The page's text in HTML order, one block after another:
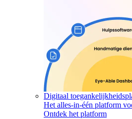
Digitaal
Het alles-in-één platform
Ontdek het platform